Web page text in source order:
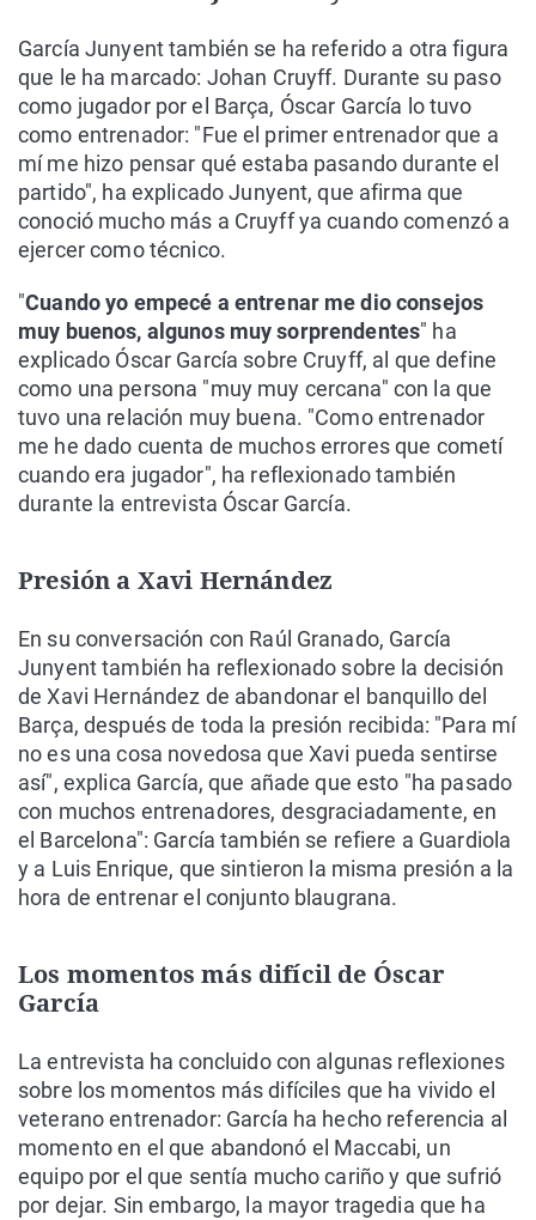
García Junyent también se ha referido a otra figura
que le ha marcado: Johan Cruyff. Durante su paso
como jugador por el Barça, Óscar García lo tuvo
como entrenador: "Fue el primer entrenador que a
mí me hizo pensar qué estaba pasando durante el
partido", ha explicado Junyent, que afirma que
conoció mucho más a Cruyff ya cuando comenzó a
ejercer como técnico.
"Cuando yo empecé a entrenar me dio consejos
muy buenos, algunos muy sorprendentes" ha
explicado Óscar García sobre Cruyff, al que define
como una persona "muy muy cercana" con la que
tuvo una relación muy buena. "Como entrenador
me he dado cuenta de muchos errores que cometí
cuando era jugador", ha reflexionado también
durante la entrevista Óscar García.
Presión a Xavi Hernández
En su conversación con Raúl Granado, García
Junyent también ha reflexionado sobre la decisión
de Xavi Hernández de abandonar el banquillo del
Barça, después de toda la presión recibida: "Para mí
no es una cosa novedosa que Xavi pueda sentirse
así", explica García, que añade que esto "ha pasado
con muchos entrenadores, desgraciadamente, en
el Barcelona": García también se refiere a Guardiola
y a Luis Enrique, que sintieron la misma presión a la
hora de entrenar el conjunto blaugrana.
Los momentos más difícil de Óscar
García
La entrevista ha concluido con algunas reflexiones
sobre los momentos más difíciles que ha vivido el
veterano entrenador: García ha hecho referencia al
momento en el que abandonó el Maccabi, un
equipo por el que sentía mucho cariño y que sufrió
por dejar. Sin embargo, la mayor tragedia que ha